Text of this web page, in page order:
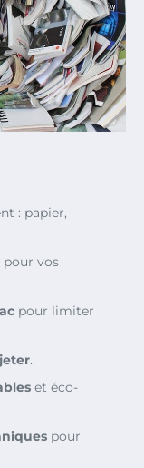
: papier,
pour vos
pour limiter
jeter.
et éco-
pour